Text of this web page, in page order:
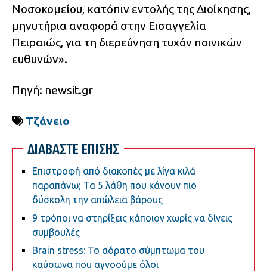
Νοσοκομείου, κατόπιν εντολής της Διοίκησης,
μηνυτήρια αναφορά στην Εισαγγελία
Πειραιώς, για τη διερεύνηση τυχόν ποινικών
ευθυνών».
Πηγή: newsit.gr
Τζάνειο
ΔΙΑΒΑΣΤΕ ΕΠΙΣΗΣ
Επιστροφή από διακοπές με λίγα κιλά
παραπάνω; Τα 5 λάθη που κάνουν πιο
δύσκολη την απώλεια βάρους
9 τρόποι να στηρίξεις κάποιον χωρίς να δίνεις
συμβουλές
Brain stress: Το αόρατο σύμπτωμα του
καύσωνα που αγνοούμε όλοι